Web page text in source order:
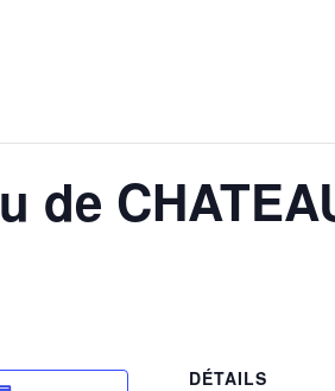
de
DÉTAILS